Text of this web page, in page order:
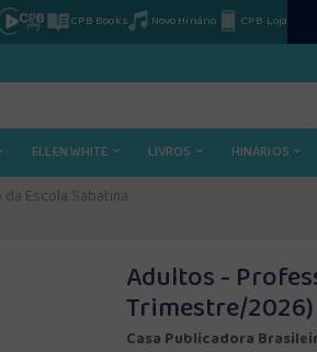
CPB Books Novo Hinário CPB Loja
ELLEN WHITE LIVROS HINÁRIOS
Escola Sabatina
Adultos -
Trimestre/
Casa Publicadora